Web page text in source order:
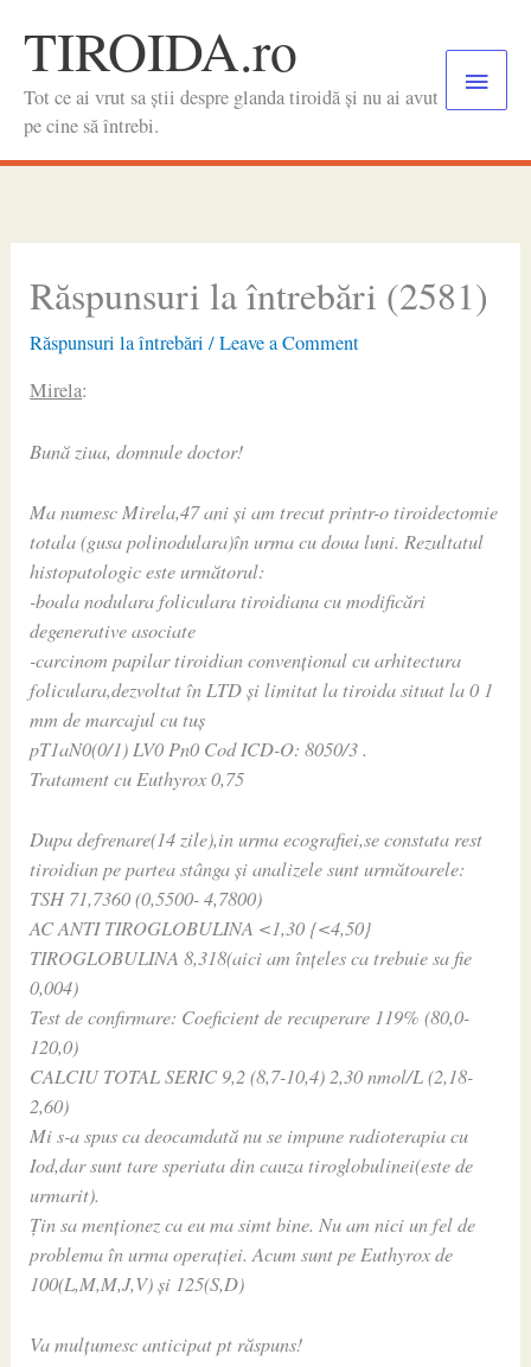
contentTIROIDA.ro
Tot ce ai vrut sa știi despre glanda tiroidă și nu ai avut
pe cine să întrebi.
Main
Răspunsuri la întrebări (2581)
Răspunsuri la întrebări /Leave a Comment
Mirela:
Bună ziua, domnule doctor!
Ma numesc Mirela,47 ani și am trecut printr-o tiroidectomie
totala (gusa polinodulara)în urma cu doua luni. Rezultatul
histopatologic este următorul:
-boala nodulara foliculara tiroidiana cu modificări
degenerative asociate
-carcinom papilar tiroidian convențional cu arhitectura
foliculara,dezvoltat în LTD și limitat la tiroida situat la 0 1
mm de marcajul cu tuș
pT1aN0(0/1) LV0 Pn0 Cod ICD-O: 8050/3 .
Tratament cu Euthyrox 0,75
Dupa defrenare(14 zile),in urma ecografiei,se constata rest
tiroidian pe partea stânga și analizele sunt următoarele:
TSH 71,7360 (0,5500- 4,7800)
AC ANTI TIROGLOBULINA <1,30 {<4,50}
TIROGLOBULINA 8,318(aici am înțeles ca trebuie sa fie
0,004)
Test de confirmare: Coeficient de recuperare 119% (80,0-
120,0)
CALCIU TOTAL SERIC 9,2 (8,7-10,4) 2,30 nmol/L (2,18-
2,60)
Mi s-a spus ca deocamdată nu se impune radioterapia cu
Iod,dar sunt tare speriata din cauza tiroglobulinei(este de
urmarit).
Țin sa menționez ca eu ma simt bine. Nu am nici un fel de
problema în urma operației. Acum sunt pe Euthyrox de
100(L,M,M,J,V) și 125(S,D)
Va mulțumesc anticipat pt răspuns!